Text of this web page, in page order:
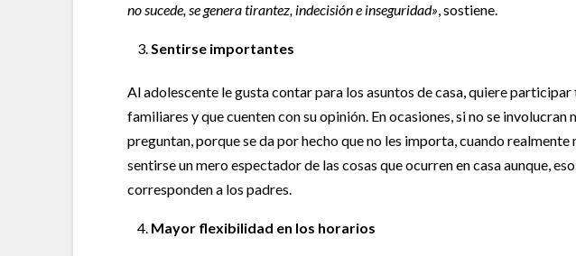
no sucede, se genera tirantez, indecisión e inseguridad», sostiene.
Sentirse importantes
Al adolescente le gusta contar para los asuntos de casa, quiere
familiares y que cuenten con su opinión. En ocasiones, si no se involucran
preguntan, porque se da por hecho que no les importa, cuando realmente
sentirse un mero espectador de las cosas que ocurren en casa aunque,
corresponden a los padres.
Mayor flexibilidad en los horarios